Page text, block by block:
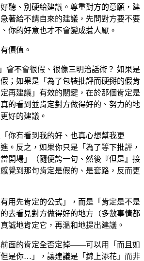
聽、別硬給建議。尊重對方的意願，建
著給不請自來的建議，先問對方要不要
你的好意也才不會變成惹人厭。
價值。
會不會很假、很像三明治話術？ 如果是
假；如果是「為了包裝批評而硬掰的假肯
再建議」有效的關鍵，在於那個肯定是
的看到並肯定對方做得好的、努力的地
好的建議。
你有看到我的好、也真心想幫我更
。反之，如果你只是「為了等下批評，
開場」（隨便誇一句、然後『但是』接
覺到那句肯定是假的、是套路，反而更
用先肯定的公式」，而是「肯定是不是
去看見對方做得好的地方（多數事情都
誠地肯定它，再溫和地提出建議。
面的肯定全否定掉——可以用「而且如
是你…」，讓建議是「錦上添花」而非